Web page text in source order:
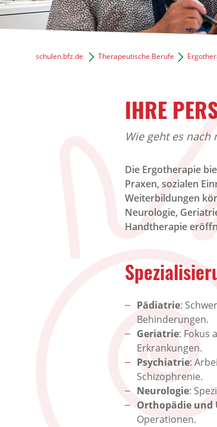
schulen.bfz.de Therapeutische Berufe
IHRE
Wie geht es
Die Ergotherapie
Praxen, sozialen
Weiterbildungen
Neurologie,
Handtherapie
Pädiatrie:
Behinderungen.
Geriatrie: Fokus
Erkrankungen.
Psychiatrie:
Schizophrenie.
Neurologie:
Orthopädie
Operationen.